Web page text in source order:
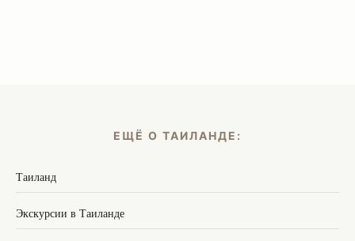
ЕЩЁ О ТАИЛАНДЕ:
Таиланд
Экскурсии в Таиланде